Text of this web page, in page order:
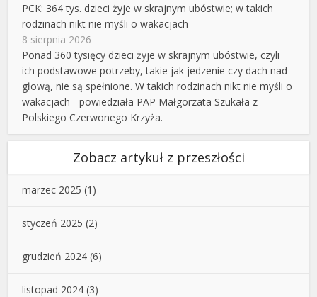
PCK: 364 tys. dzieci żyje w skrajnym ubóstwie; w takich
rodzinach nikt nie myśli o wakacjach
8 sierpnia 2026
Ponad 360 tysięcy dzieci żyje w skrajnym ubóstwie, czyli
ich podstawowe potrzeby, takie jak jedzenie czy dach nad
głową, nie są spełnione. W takich rodzinach nikt nie myśli o
wakacjach - powiedziała PAP Małgorzata Szukała z
Polskiego Czerwonego Krzyża.
Zobacz artykuł z przeszłości
marzec 2025 (1)
styczeń 2025 (2)
grudzień 2024 (6)
listopad 2024 (3)